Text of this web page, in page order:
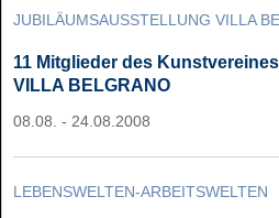
JUBILÄUMSAUSSTELLUNG VILLA
11 Mitglieder des
VILLA BELGRANO
08.08. - 24.08.2008
LEBENSWELTEN-ARBEITSWELTEN